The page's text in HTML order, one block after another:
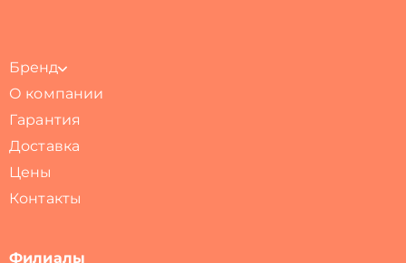
Бренд
О компании
Гарантия
Доставка
Цены
Контакты
Филиалы